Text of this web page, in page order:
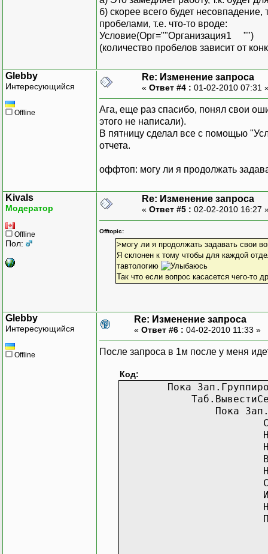
б) скорее всего будет
пробелами, т.е. что-то вроде:
Условие(Орг=""Организация1 "")
(количество пробелов зависит от
Glebby
Интересующийся
Offline
Re: Изменение запроса
« Ответ #4 : 01-02-2010 07:31
Ага, еще раз спасибо, понял свои
этого не написали).
В пятницу сделал все с помощью
отчета.
оффтоп: могу ли я продолжать
Kivals
Модератор
Offline
Пол:
Re: Изменение запроса
« Ответ #5 : 02-02-2010 16:27
Offtopic:
>могу ли я продолжать задавать свои
Я склонен к тому чтобы для каждой
тавтологию
Так что если вопрос касасется чего-то
Glebby
Интересующийся
Offline
Re: Изменение запроса
« Ответ #6 : 04-02-2010 11:33 »
После запроса в 1м после у меня
Код:
Пока
Пока